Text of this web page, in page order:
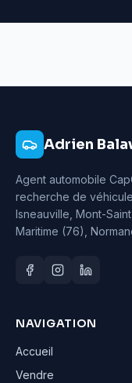
Adrien
Agent automobile
recherche de
Isneauville, Mont-
Maritime (76),
NAVIGATION
Accueil
Vendre